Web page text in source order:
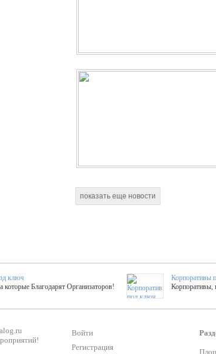
показать еще новости
ключ
которые Благодарят Организаторов!
Корпоративы
Корпоративы,
классы на мероприятие! Гибкие цены!
Более 420
Войти
Регистрация